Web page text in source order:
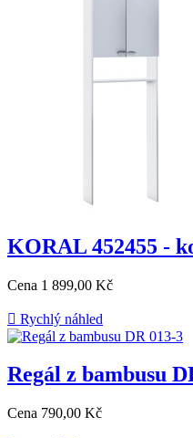
KORAL 452455 -
Cena 1 899,00 Kč
 Rychlý náhled
Regál z bambusu
Cena 790,00 Kč